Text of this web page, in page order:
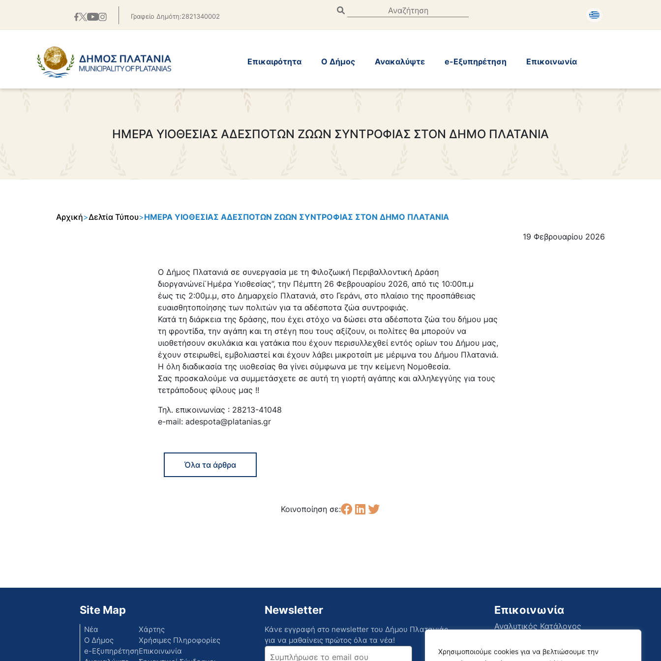
Χρησιμοποιούμε cookies για να βελτιώσουμε την
Γραφείο Δημότη:2821340002
Επικαιρότητα Ο Δήμος Ανακαλύψτε e-Εξυπηρέτηση Επικοινωνία
ΗΜΕΡΑ ΥΙΟΘΕΣΙΑΣ ΑΔΕΣΠΟΤΩΝ ΖΩΩΝ ΣΥΝΤΡΟΦΙΑΣ ΣΤΟΝ ΔΗΜΟ ΠΛΑΤΑΝΙΑ
Αρχική>Δελτία Τύπου>ΗΜΕΡΑ ΥΙΟΘΕΣΙΑΣ ΑΔΕΣΠΟΤΩΝ ΖΩΩΝ ΣΥΝΤΡΟΦΙΑΣ ΣΤΟΝ ΔΗΜΟ ΠΛΑΤΑΝΙΑ
19 Φεβρουαρίου 2026
Ο Δήμος Πλατανιά σε συνεργασία με τη Φιλοζωική Περιβαλλοντική Δράση
διοργανώνει ̈Ημέρα Υιοθεσίας”, την Πέμπτη 26 Φεβρουαρίου 2026, από τις 10:00π.μ
έως τις 2:00μ.μ, στο Δημαρχείο Πλατανιά, στο Γεράνι, στο πλαίσιο της προσπάθειας
ευαισθητοποίησης των πολιτών για τα αδέσποτα ζώα συντροφιάς.
Κατά τη διάρκεια της δράσης, που έχει στόχο να δώσει στα αδέσποτα ζώα του δήμου μας
τη φροντίδα, την αγάπη και τη στέγη που τους αξίζουν, οι πολίτες θα μπορούν να
υιοθετήσουν σκυλάκια και γατάκια που έχουν περισυλλεχθεί εντός ορίων του Δήμου μας,
έχουν στειρωθεί, εμβολιαστεί και έχουν λάβει μικροτσίπ με μέριμνα του Δήμου Πλατανιά.
Η όλη διαδικασία της υιοθεσίας θα γίνει σύμφωνα με την κείμενη Νομοθεσία.
Σας προσκαλούμε να συμμετάσχετε σε αυτή τη γιορτή αγάπης και αλληλεγγύης για τους
τετράποδους φίλους μας !!
Τηλ. επικοινωνίας : 28213-41048
e-mail: adespota@platanias.gr
Όλα τα άρθρα
Κοινοποίηση σε:
Site Map
Νέα
Ο Δήμος
e-Εξυπηρέτηση
Χάρτης
Χρήσιμες Πληροφορίες
Επικοινωνία
Newsletter
Κάνε εγγραφή στο newsletter του Δήμου Πλατανιάς,
για να μαθαίνεις πρώτος όλα τα νέα!
Επικοινωνία
Αναλυτικός Κατάλογος
Social Media